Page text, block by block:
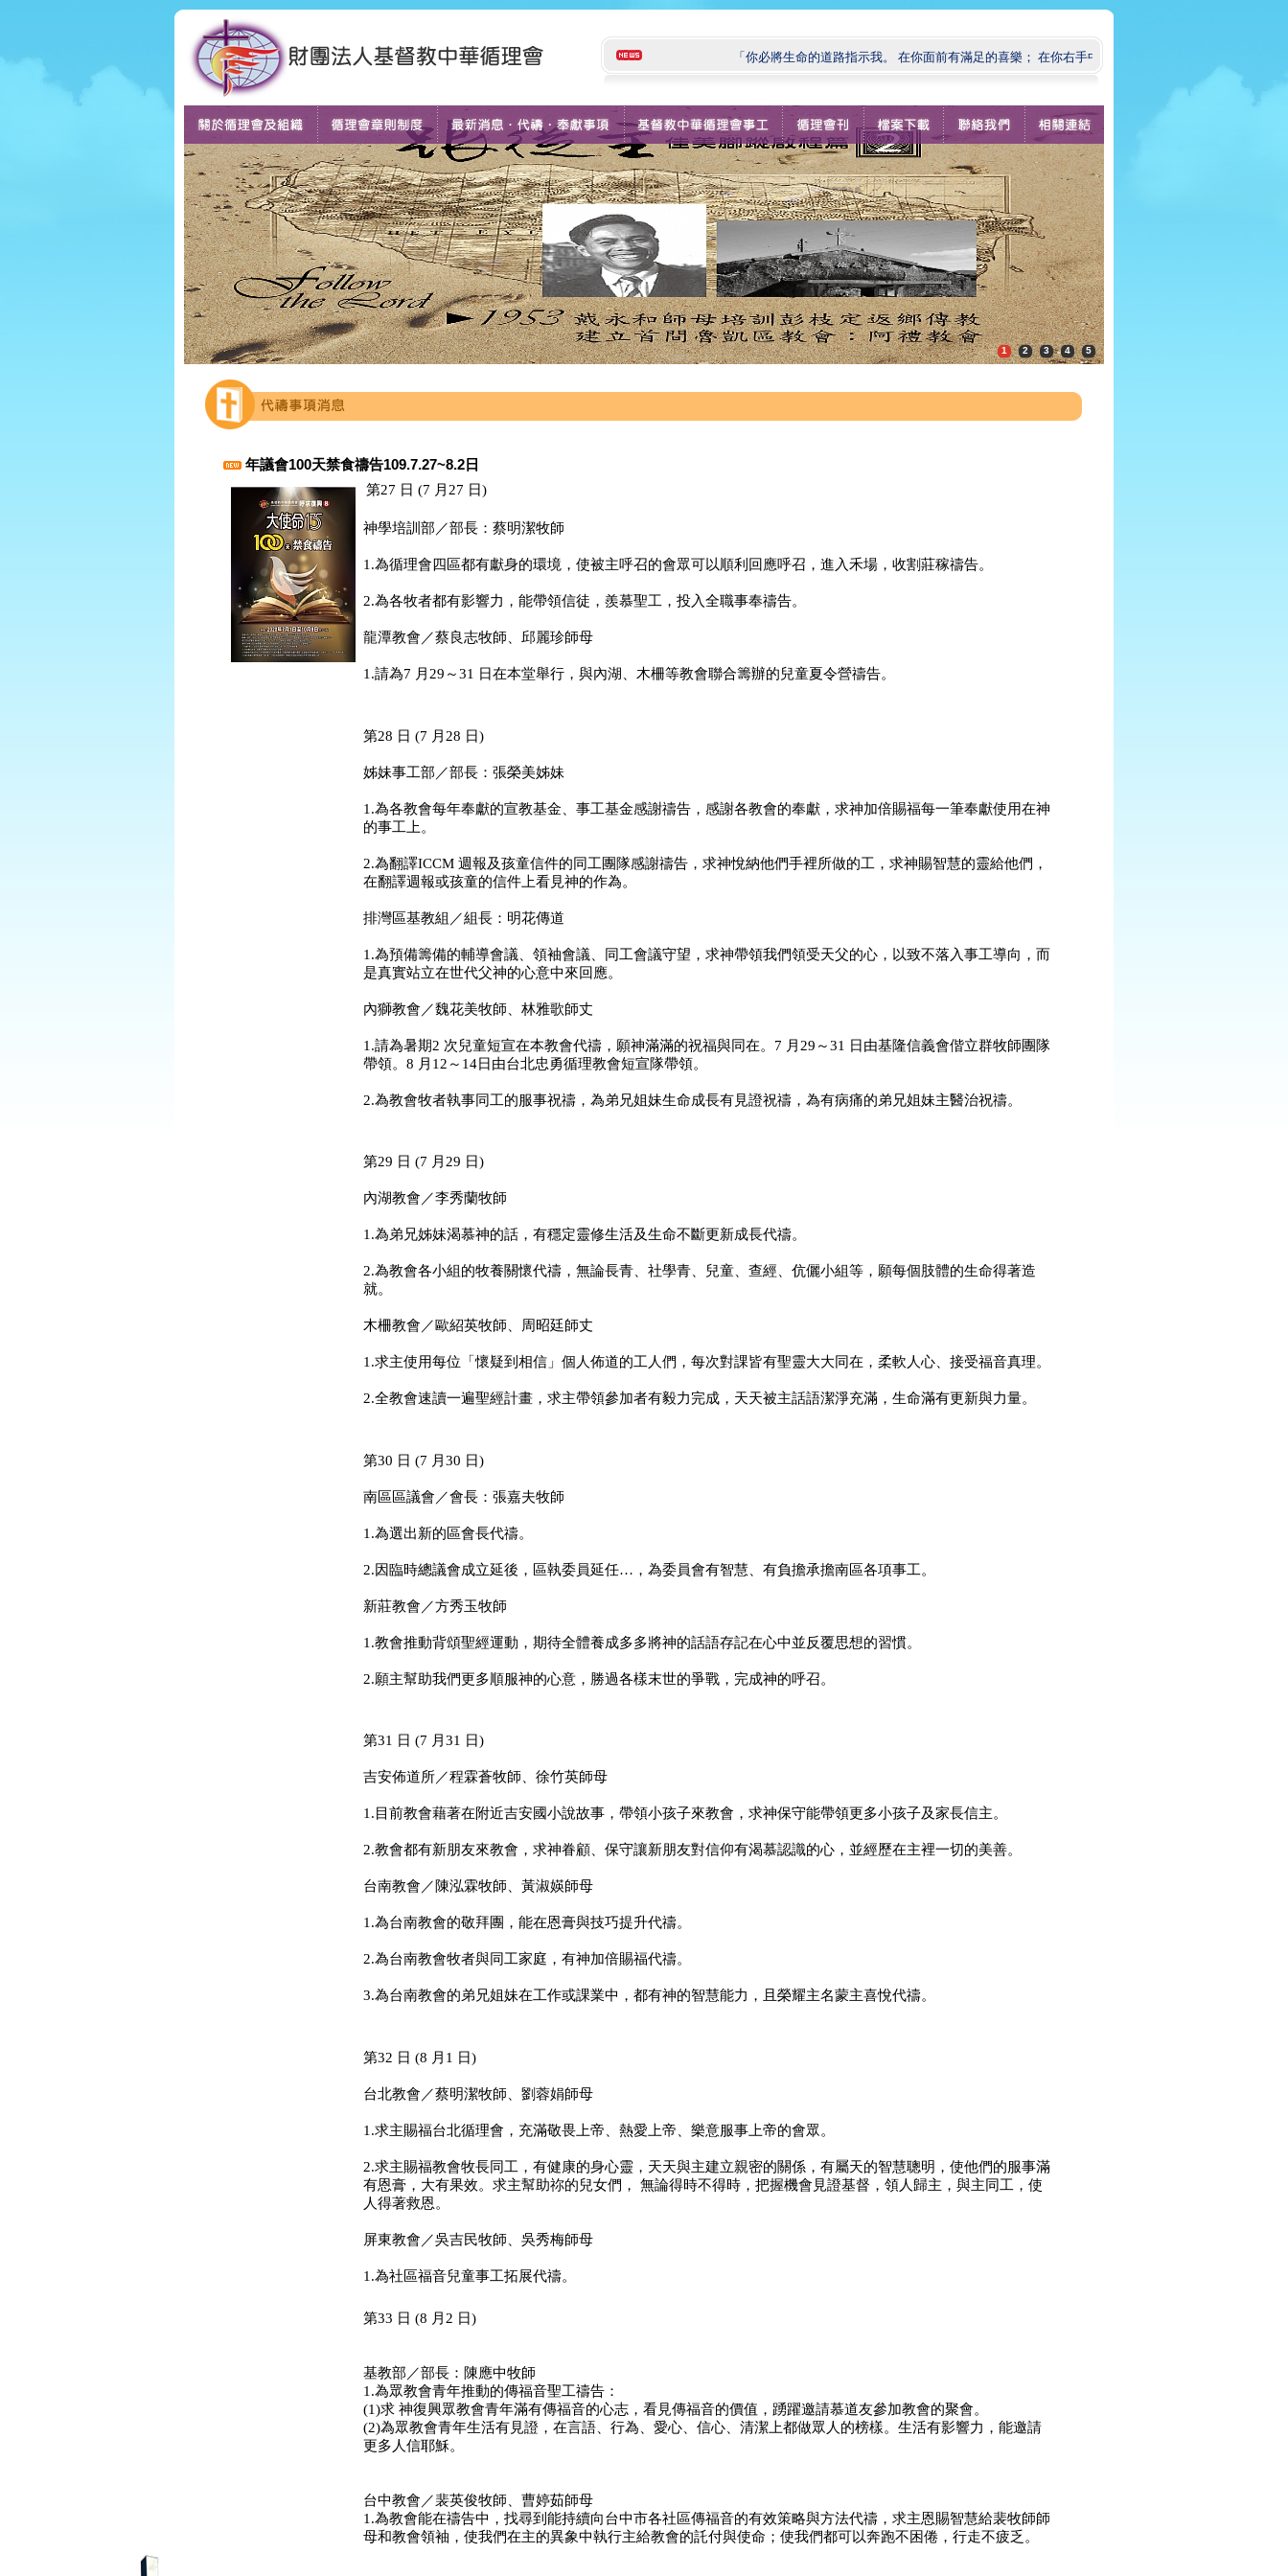
「你必將生命的道路指示我。 在你面前有滿足的喜樂； 在你右手中有永遠的福樂。」（ 詩篇 16:11 )
1 2 3 4 5
年議會100天禁食禱告109.7.27~8.2日
第27 日 (7 月27 日)
神學培訓部／部長：蔡明潔牧師
1.為循理會四區都有獻身的環境，使被主呼召的會眾可以順利回應呼召，進入禾場，收割莊稼禱告。
2.為各牧者都有影響力，能帶領信徒，羨慕聖工，投入全職事奉禱告。
龍潭教會／蔡良志牧師、邱麗珍師母
1.請為7 月29～31 日在本堂舉行，與內湖、木柵等教會聯合籌辦的兒童夏令營禱告。
第28 日 (7 月28 日)
姊妹事工部／部長：張榮美姊妹
1.為各教會每年奉獻的宣教基金、事工基金感謝禱告，感謝各教會的奉獻，求神加倍賜福每一筆奉獻使用在神
的事工上。
2.為翻譯ICCM 週報及孩童信件的同工團隊感謝禱告，求神悅納他們手裡所做的工，求神賜智慧的靈給他們，
在翻譯週報或孩童的信件上看見神的作為。
排灣區基教組／組長：明花傳道
1.為預備籌備的輔導會議、領袖會議、同工會議守望，求神帶領我們領受天父的心，以致不落入事工導向，而
是真實站立在世代父神的心意中來回應。
內獅教會／魏花美牧師、林雅歌師丈
1.請為暑期2 次兒童短宣在本教會代禱，願神滿滿的祝福與同在。 7 月29～31 日由基隆信義會偕立群牧師團隊
帶領。8 月12～14日由台北忠勇循理教會短宣隊帶領。
2.為教會牧者執事同工的服事祝禱，為弟兄姐妹生命成長有見證祝禱，為有病痛的弟兄姐妹主醫治祝禱。
第29 日 (7 月29 日)
內湖教會／李秀蘭牧師
1.為弟兄姊妹渴慕神的話，有穩定靈修生活及生命不斷更新成長代禱。
2.為教會各小組的牧養關懷代禱，無論長青、社學青、兒童、查經、伉儷小組等，願每個肢體的生命得著造
就。
木柵教會／歐紹英牧師、周昭廷師丈
1.求主使用每位「懷疑到相信」個人佈道的工人們，每次對課皆有聖靈大大同在，柔軟人心、接受福音真理。
2.全教會速讀一遍聖經計畫，求主帶領參加者有毅力完成，天天被主話語潔淨充滿，生命滿有更新與力量。
第30 日 (7 月30 日)
南區區議會／會長：張嘉夫牧師
1.為選出新的區會長代禱。
2.因臨時總議會成立延後，區執委員延任…，為委員會有智慧、有負擔承擔南區各項事工。
新莊教會／方秀玉牧師
1.教會推動背頌聖經運動，期待全體養成多多將神的話語存記在心中並反覆思想的習慣。
2.願主幫助我們更多順服神的心意，勝過各樣末世的爭戰，完成神的呼召。
第31 日 (7 月31 日)
吉安佈道所／程霖蒼牧師、徐竹英師母
1.目前教會藉著在附近吉安國小說故事，帶領小孩子來教會，求神保守能帶領更多小孩子及家長信主。
2.教會都有新朋友來教會，求神眷顧、保守讓新朋友對信仰有渴慕認識的心，並經歷在主裡一切的美善。
台南教會／陳泓霖牧師、黃淑媖師母
1.為台南教會的敬拜團，能在恩膏與技巧提升代禱。
2.為台南教會牧者與同工家庭，有神加倍賜福代禱。
3.為台南教會的弟兄姐妹在工作或課業中，都有神的智慧能力，且 榮耀主名蒙主喜悅代禱。
第32 日 (8 月1 日)
台北教會／蔡明潔牧師、劉蓉娟師母
1.求主賜福台北循理會，充滿敬畏上帝、熱愛上帝、樂意服事上帝的會眾。
2.求主賜福教會牧長同工，有健康的身心靈，天天與主建立親密的關係，有屬天的智慧聰明，使他們的服事滿
有恩膏，大有果效。 求主幫助祢的兒女們， 無論得時不得時，把握機會見證基督， 領人歸主，與主同工，使
人得著救恩。
屏東教會／吳吉民牧師、吳秀梅師母
1.為社區福音兒童事工拓展代禱。
第33 日 (8 月2 日)
基教部／部長：陳應中牧師
1.為眾教會青年推動的傳福音聖工禱告：
(1)求 神復興眾教會青年滿有傳福音的心志，看見傳福音的價值，踴躍邀請慕道友參加教會的聚會。
(2)為眾教會青年生活有見證，在言語、行為、愛心、信心、清潔 上都做眾人的榜樣。生活有影響力，能邀請
更多人信耶穌。
台中教會／裴英俊牧師、曹婷茹師母
1.為教會能在禱告中，找尋到能持續向台中市各社區傳福音的有效策略與方法代禱，求主恩賜智慧給裴牧師師
母和教會領袖，使我們在主的異象中執行主給教會的託付與使命；使我們都可以奔跑不困倦，行走不疲乏。